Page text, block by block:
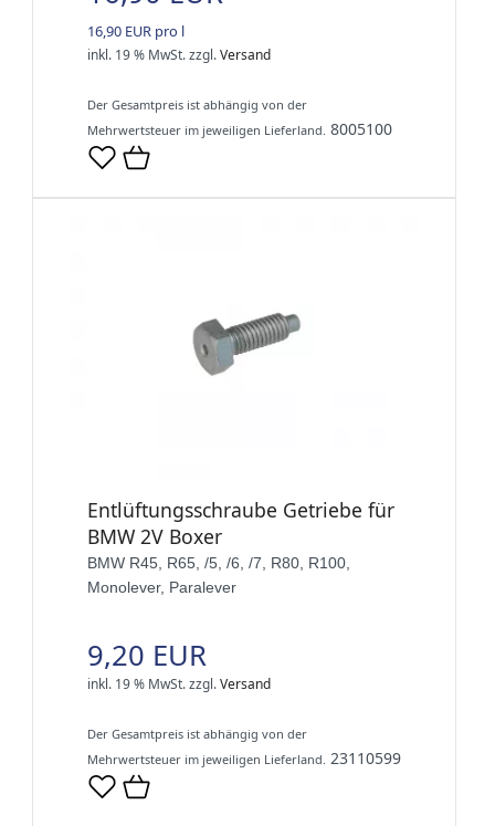
16,90 EUR pro l
inkl. 19 % MwSt.zzgl.Versand
Der Gesamtpreis ist abhängig von der
Mehrwertsteuer im jeweiligen Lieferland. 8005100
Entlüftungsschraube Getriebe für
BMW 2V Boxer
BMW R45, R65, /5, /6, /7, R80, R100,
Monolever, Paralever
9,20 EUR
inkl. 19 % MwSt.zzgl.Versand
Der Gesamtpreis ist abhängig von der
Mehrwertsteuer im jeweiligen Lieferland. 23110599